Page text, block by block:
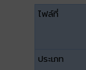
ไฟล์ที่
ประเภท